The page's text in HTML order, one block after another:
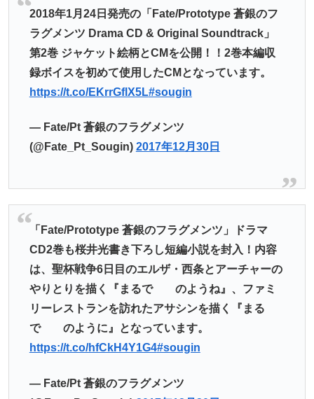
2018年1月24日発売の「Fate/Prototype 蒼銀のフ
ラグメンツ Drama CD & Original Soundtrack」
第2巻 ジャケット絵柄とCMを公開！！2巻本編収
録ボイスを初めて使用したCMとなっています。
https://t.co/EKrrGflX5L#sougin
— Fate/Pt 蒼銀のフラグメンツ
(@Fate_Pt_Sougin) 2017年12月30日
「Fate/Prototype 蒼銀のフラグメンツ」ドラマ
CD2巻も桜井光書き下ろし短編小説を封入！内容
は、聖杯戦争6日目のエルザ・西条とアーチャーの
やりとりを描く『まるで のようね』、ファミ
リーレストランを訪れたアサシンを描く『まる
で のように』となっています。
https://t.co/hfCkH4Y1G4#sougin
— Fate/Pt 蒼銀のフラグメンツ